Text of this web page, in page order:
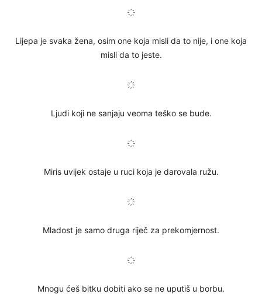
҉
Lijepa je svaka žena, osim one koja misli da to nije, i one koja
misli da to jeste.
҉
Ljudi koji ne sanjaju veoma teško se bude.
҉
Miris uvijek ostaje u ruci koja je darovala ružu.
҉
Mladost je samo druga riječ za prekomjernost.
҉
Mnogu ćeš bitku dobiti ako se ne uputiš u borbu.